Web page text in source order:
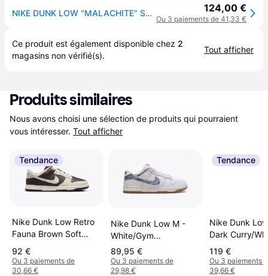
NIKE DUNK LOW "MALACHITE" Shoes - Size 6.5 124,00 €
Ou 3 paiements de 41,33 €
Ce produit est également disponible chez 2
magasins non vérifié(s).
Tout afficher
Produits similaires
Nous avons choisi une sélection de produits qui pourraient
vous intéresser. Tout afficher
Tendance
Nike Dunk Low Retro
Fauna Brown Soft
Pearl
92 €
Ou 3 paiements de
30,66 €
Nike Dunk Low M -
White/Gym
Red/Sail/Midnight
Navy
89,95 €
Ou 3 paiements de
29,98 €
Tendance
Nike Dunk
Dark Curry/
119 €
Ou 3 paiements
39,66 €